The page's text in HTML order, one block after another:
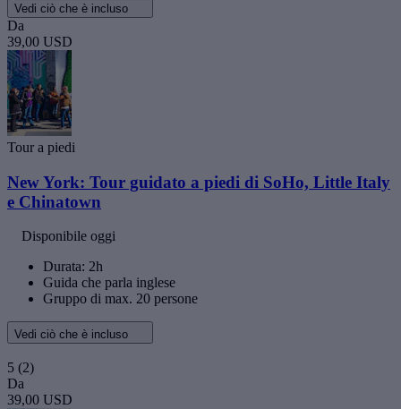
Vedi ciò che è incluso
Da
39,00 USD
Tour a piedi
New York: Tour guidato a piedi di SoHo, Little Italy
e Chinatown
Disponibile oggi
Durata: 2h
Guida che parla inglese
Gruppo di max. 20 persone
Vedi ciò che è incluso
5 (2)
Da
39,00 USD